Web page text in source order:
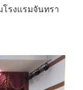
รงแรมจันทรา